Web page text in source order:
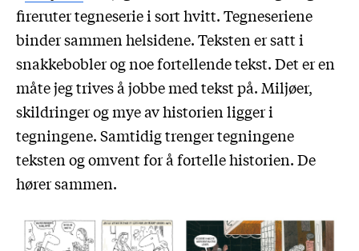
fireruter tegneserie i sort hvitt. Tegneseriene
binder sammen helsidene. Teksten er satt i
snakkebobler og noe fortellende tekst. Det er en
måte jeg trives å jobbe med tekst på. Miljøer,
skildringer og mye av historien ligger i
tegningene. Samtidig trenger tegningene
teksten og omvent for å fortelle historien. De
hører sammen.